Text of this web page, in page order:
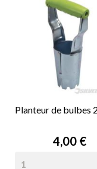
Planteur de bulbes
Prix
4,00 €